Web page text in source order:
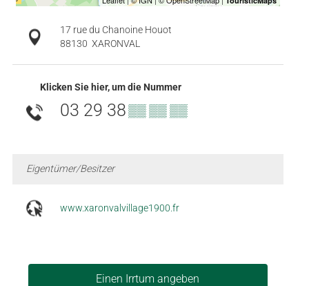
17 rue du Chanoine Houot
88130 XARONVAL
Klicken Sie hier, um die Nummer
03 29 38▒▒ ▒▒ ▒▒
Eigentümer/Besitzer
www.xaronvalvillage1900.fr
Einen Irrtum angeben